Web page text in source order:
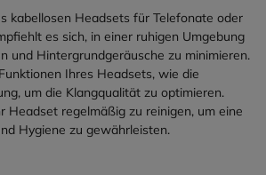
ca. 2
kabellosen Headsets für Telefonate oder
es sich, in einer ruhigen Umgebung
und Hintergrundgeräusche zu minimieren.
Ihres Headsets, wie die
um die Klangqualität zu optimieren.
Headset regelmäßig zu reinigen, um eine
Hygiene zu gewährleisten.